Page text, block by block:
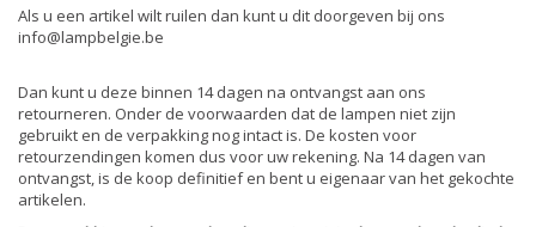
Als u een artikel wilt ruilen dan kunt u dit doorgeven bij ons
info@lampbelgie.be
Dan kunt u deze binnen 14 dagen na ontvangst aan ons
retourneren. Onder de voorwaarden dat de lampen niet zijn
gebruikt en de verpakking nog intact is. De kosten voor
retourzendingen komen dus voor uw rekening. Na 14 dagen van
ontvangst, is de koop definitief en bent u eigenaar van het gekochte
artikelen.